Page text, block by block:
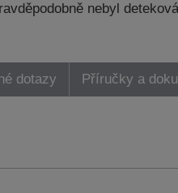
nebyl
dotazy Příručky a